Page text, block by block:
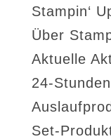
Stampin‘
Über
Aktuelle
24-
Set-